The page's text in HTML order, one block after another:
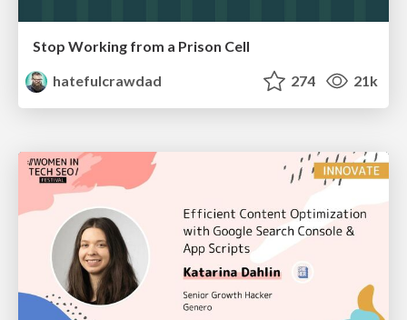
Stop Working from a Prison Cell
hatefulcrawdad
274 21k